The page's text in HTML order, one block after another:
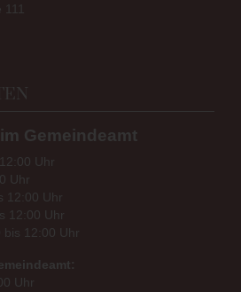
111
Gemeindeamt
Uhr
Uhr
12:00 Uhr
12:00 Uhr
bis 12:00 Uhr
Uhr